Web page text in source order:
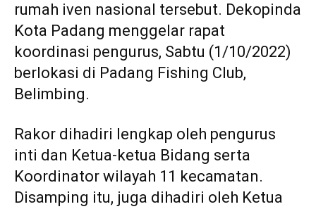
rumah iven nasional tersebut. Dekopinda
Kota Padang menggelar rapat
koordinasi pengurus, Sabtu (1/10/2022)
berlokasi di Padang Fishing Club,
Belimbing.
Rakor dihadiri lengkap oleh pengurus
inti dan Ketua-ketua Bidang serta
Koordinator wilayah 11 kecamatan.
Disamping itu, juga dihadiri oleh Ketua